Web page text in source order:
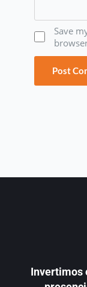
Save
Invertimos